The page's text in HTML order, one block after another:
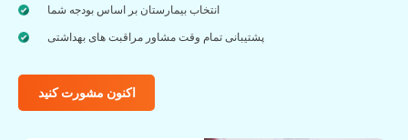
انتخاب بیمارستان بر اساس بودجه شما
پشتیبانی تمام وقت مشاور مراقبت های بهداشتی
اکنون مشورت کنید